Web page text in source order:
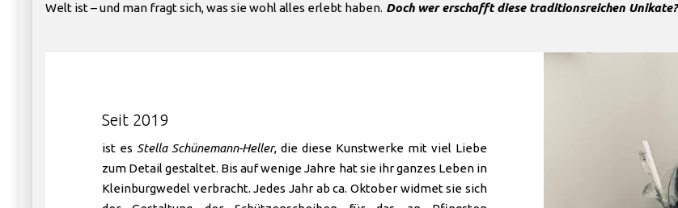
Welt ist – und man fragt sich, was sie wohl alles erlebt haben. Doch wer erschafft diese traditionsreichen Unikate?
Seit 2019
ist es Stella Schünemann-Heller, die diese Kunstwerke mit viel Liebe
zum Detail gestaltet. Bis auf wenige Jahre hat sie ihr ganzes Leben in
Kleinburgwedel verbracht. Jedes Jahr ab ca. Oktober widmet sie sich